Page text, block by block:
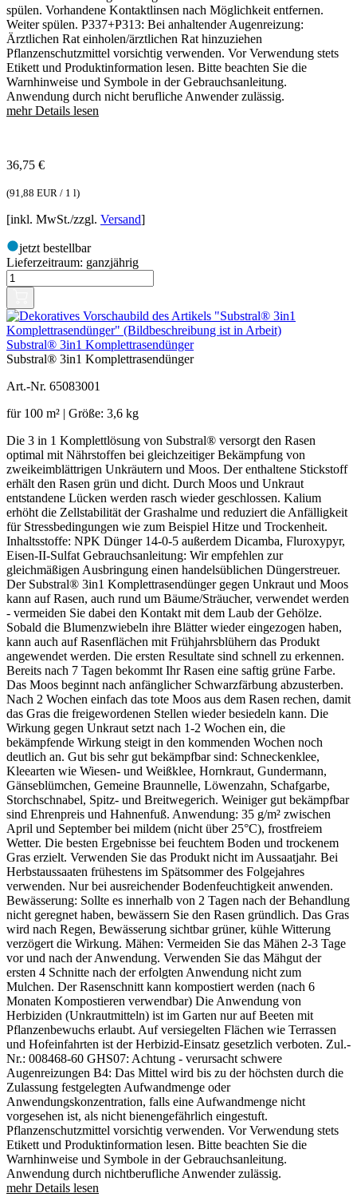
spülen. Vorhandene Kontaktlinsen nach Möglichkeit entfernen.
Weiter spülen. P337+P313: Bei anhaltender Augenreizung:
Ärztlichen Rat einholen/ärztlichen Rat hinzuziehen
Pflanzenschutzmittel vorsichtig verwenden. Vor Verwendung stets
Etikett und Produktinformation lesen. Bitte beachten Sie die
Warnhinweise und Symbole in der Gebrauchsanleitung.
Anwendung durch nicht berufliche Anwender zulässig.
mehr Details lesen
36,75 €
(91,88 EUR / 1 l)
[inkl. MwSt./zzgl. Versand]
jetzt bestellbar
Lieferzeitraum: ganzjährig
Substral® 3in1 Komplettrasendünger
Substral® 3in1 Komplettrasendünger
Art.-Nr. 65083001
für 100 m² | Größe: 3,6 kg
Die 3 in 1 Komplettlösung von Substral® versorgt den Rasen
optimal mit Nährstoffen bei gleichzeitiger Bekämpfung von
zweikeimblättrigen Unkräutern und Moos. Der enthaltene Stickstoff
erhält den Rasen grün und dicht. Durch Moos und Unkraut
entstandene Lücken werden rasch wieder geschlossen. Kalium
erhöht die Zellstabilität der Grashalme und reduziert die Anfälligkeit
für Stressbedingungen wie zum Beispiel Hitze und Trockenheit.
Inhaltsstoffe: NPK Dünger 14-0-5 außerdem Dicamba, Fluroxypyr,
Eisen-II-Sulfat Gebrauchsanleitung: Wir empfehlen zur
gleichmäßigen Ausbringung einen handelsüblichen Düngerstreuer.
Der Substral® 3in1 Komplettrasendünger gegen Unkraut und Moos
kann auf Rasen, auch rund um Bäume/Sträucher, verwendet werden
- vermeiden Sie dabei den Kontakt mit dem Laub der Gehölze.
Sobald die Blumenzwiebeln ihre Blätter wieder eingezogen haben,
kann auch auf Rasenflächen mit Frühjahrsblühern das Produkt
angewendet werden. Die ersten Resultate sind schnell zu erkennen.
Bereits nach 7 Tagen bekommt Ihr Rasen eine saftig grüne Farbe.
Das Moos beginnt nach anfänglicher Schwarzfärbung abzusterben.
Nach 2 Wochen einfach das tote Moos aus dem Rasen rechen, damit
das Gras die freigewordenen Stellen wieder besiedeln kann. Die
Wirkung gegen Unkraut setzt nach 1-2 Wochen ein, die
bekämpfende Wirkung steigt in den kommenden Wochen noch
deutlich an. Gut bis sehr gut bekämpfbar sind: Schneckenklee,
Kleearten wie Wiesen- und Weißklee, Hornkraut, Gundermann,
Gänseblümchen, Gemeine Braunnelle, Löwenzahn, Schafgarbe,
Storchschnabel, Spitz- und Breitwegerich. Weiniger gut bekämpfbar
sind Ehrenpreis und Hahnenfuß. Anwendung: 35 g/m² zwischen
April und September bei mildem (nicht über 25°C), frostfreiem
Wetter. Die besten Ergebnisse bei feuchtem Boden und trockenem
Gras erzielt. Verwenden Sie das Produkt nicht im Aussaatjahr. Bei
Herbstaussaaten frühestens im Spätsommer des Folgejahres
verwenden. Nur bei ausreichender Bodenfeuchtigkeit anwenden.
Bewässerung: Sollte es innerhalb von 2 Tagen nach der Behandlung
nicht geregnet haben, bewässern Sie den Rasen gründlich. Das Gras
wird nach Regen, Bewässerung sichtbar grüner, kühle Witterung
verzögert die Wirkung. Mähen: Vermeiden Sie das Mähen 2-3 Tage
vor und nach der Anwendung. Verwenden Sie das Mähgut der
ersten 4 Schnitte nach der erfolgten Anwendung nicht zum
Mulchen. Der Rasenschnitt kann kompostiert werden (nach 6
Monaten Kompostieren verwendbar) Die Anwendung von
Herbiziden (Unkrautmitteln) ist im Garten nur auf Beeten mit
Pflanzenbewuchs erlaubt. Auf versiegelten Flächen wie Terrassen
und Hofeinfahrten ist der Herbizid-Einsatz gesetzlich verboten. Zul.-
Nr.: 008468-60 GHS07: Achtung - verursacht schwere
Augenreizungen B4: Das Mittel wird bis zu der höchsten durch die
Zulassung festgelegten Aufwandmenge oder
Anwendungskonzentration, falls eine Aufwandmenge nicht
vorgesehen ist, als nicht bienengefährlich eingestuft.
Pflanzenschutzmittel vorsichtig verwenden. Vor Verwendung stets
Etikett und Produktinformation lesen. Bitte beachten Sie die
Warnhinweise und Symbole in der Gebrauchsanleitung.
Anwendung durch nichtberufliche Anwender zulässig.
mehr Details lesen